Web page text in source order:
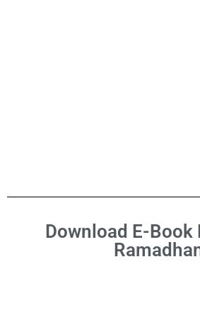
Download E-Book